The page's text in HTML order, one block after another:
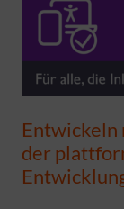
Entwickeln
der